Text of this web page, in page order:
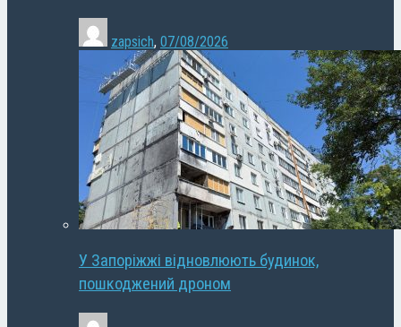
zapsich, 07/08/2026
У Запоріжжі відновлюють будинок,
пошкоджений дроном